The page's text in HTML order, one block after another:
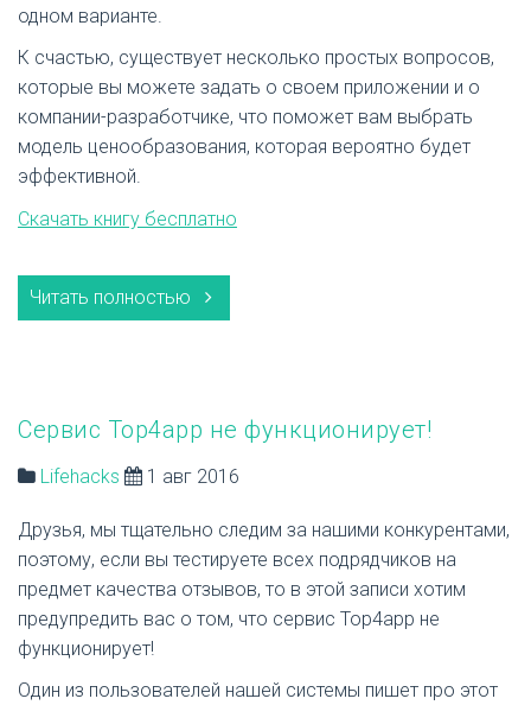
одном варианте.
К счастью, существует несколько простых вопросов,
которые вы можете задать о своем приложении и о
компании-разработчике, что поможет вам выбрать
модель ценообразования, которая вероятно будет
эффективной.
Скачать книгу бесплатно
Читать полностью
Сервис Top4app не функционирует!
Lifehacks 1 авг 2016
Друзья, мы тщательно следим за нашими конкурентами,
поэтому, если вы тестируете всех подрядчиков на
предмет качества отзывов, то в этой записи хотим
предупредить вас о том, что сервис Top4app не
функционирует!
Один из пользователей нашей системы пишет про этот